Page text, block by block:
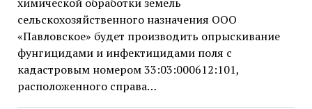
химической обработки земель
сельскохозяйственного назначения ООО
«Павловское» будет производить опрыскивание
фунгицидами и инфектицидами поля с
кадастровым номером 33:03:000612:101,
расположенного справа…